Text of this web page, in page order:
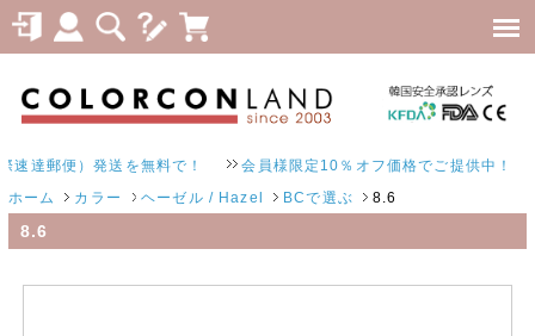
達郵便）発送を無料で！ 会員様限定10％オフ価格でご提供中！
ホーム カラー ヘーゼル / Hazel BCで選ぶ 8.6
8.6